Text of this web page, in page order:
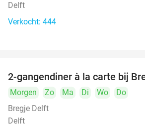
Delft
Verkocht: 444
2-gangendiner à la carte bij
Morgen Zo Ma Di Wo
Do
Bregje Delft
Delft